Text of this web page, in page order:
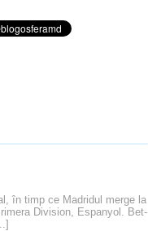
în timp ce Madridul merge la
Division, Espanyol. Bet-